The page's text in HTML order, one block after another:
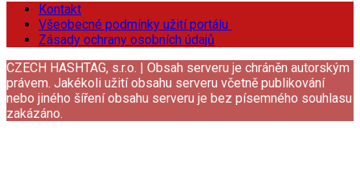
Kontakt
Všeobecné podmínky užití portálu
Zásady ochrany osobních údajů
CZECH HASHTAG, s.r.o. | Obsah serveru je chráněn autorským
právem. Jakékoli užití obsahu serveru včetně publikování
nebo jiného šíření obsahu serveru je bez písemného souhlasu
zakázáno.